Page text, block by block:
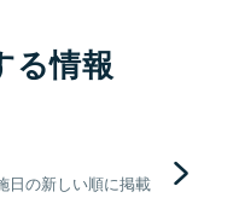
る情報
日の新しい順に掲載